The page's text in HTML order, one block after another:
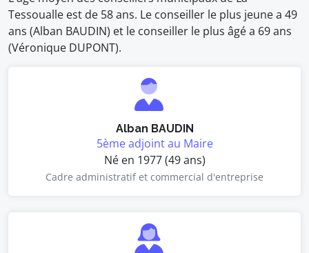
Tessoualle est de 58 ans. Le conseiller le plus jeune a 49
ans (Alban BAUDIN) et le conseiller le plus âgé a 69 ans
(Véronique DUPONT).
Alban BAUDIN
5ème adjoint au Maire
Né en 1977 (49 ans)
Cadre administratif et commercial d'entreprise